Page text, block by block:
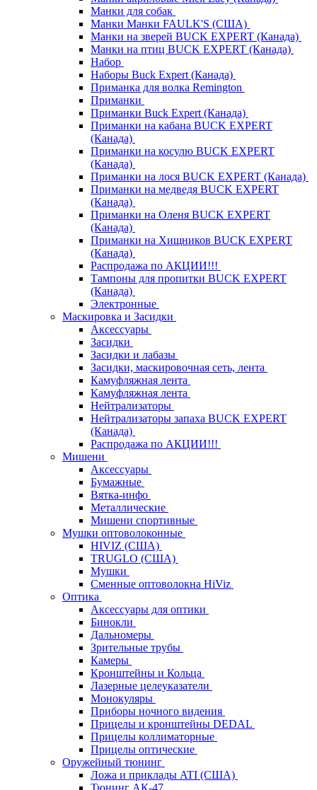
Манки для собак
Манки Манки FAULK'S (США)
Манки на зверей BUCK EXPERT (Канада)
Манки на птиц BUCK EXPERT (Канада)
Набор
Наборы Buck Expert (Канада)
Приманка для волка Remington
Приманки
Приманки Buck Expert (Канада)
Приманки на кабана BUCK EXPERT
(Канада)
Приманки на косулю BUCK EXPERT
(Канада)
Приманки на лося BUCK EXPERT (Канада)
Приманки на медведя BUCK EXPERT
(Канада)
Приманки на Оленя BUCK EXPERT
(Канада)
Приманки на Хищников BUCK EXPERT
(Канада)
Распродажа по АКЦИИ!!!
Тампоны для пропитки BUCK EXPERT
(Канада)
Электронные
Маскировка и Засидки
Аксессуары
Засидки
Засидки и лабазы
Засидки, маскировочная сеть, лента
Камуфляжная лента
Камуфляжная лента
Нейтрализаторы
Нейтрализаторы запаха BUCK EXPERT
(Канада)
Распродажа по АКЦИИ!!!
Мишени
Аксессуары
Бумажные
Вятка-инфо
Металлические
Мишени спортивные
Мушки оптоволоконные
HIVIZ (США)
TRUGLO (США)
Мушки
Сменные оптоволокна HiViz
Оптика
Аксессуары для оптики
Бинокли
Дальномеры
Зрительные трубы
Камеры
Кронштейны и Кольца
Лазерные целеуказатели
Монокуляры
Приборы ночного видения
Прицелы и кронштейны DEDAL
Прицелы коллиматорные
Прицелы оптические
Оружейный тюнинг
Ложа и приклады ATI (США)
Тюнинг АК-47